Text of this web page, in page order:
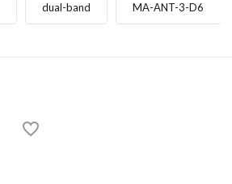
dual-band MA-ANT-3-D6